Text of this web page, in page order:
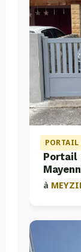
Portail
à